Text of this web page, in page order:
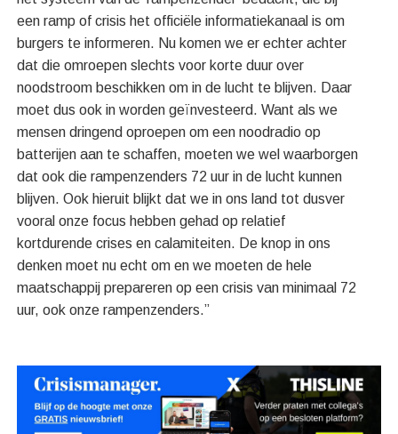
een ramp of crisis het officiële informatiekanaal is om
burgers te informeren. Nu komen we er echter achter
dat die omroepen slechts voor korte duur over
noodstroom beschikken om in de lucht te blijven. Daar
moet dus ook in worden geïnvesteerd. Want als we
mensen dringend oproepen om een noodradio op
batterijen aan te schaffen, moeten we wel waarborgen
dat ook die rampenzenders 72 uur in de lucht kunnen
blijven. Ook hieruit blijkt dat we in ons land tot dusver
vooral onze focus hebben gehad op relatief
kortdurende crises en calamiteiten. De knop in ons
denken moet nu echt om en we moeten de hele
maatschappij prepareren op een crisis van minimaal 72
uur, ook onze rampenzenders.”